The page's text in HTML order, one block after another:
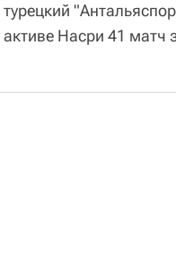
активе Насри 41